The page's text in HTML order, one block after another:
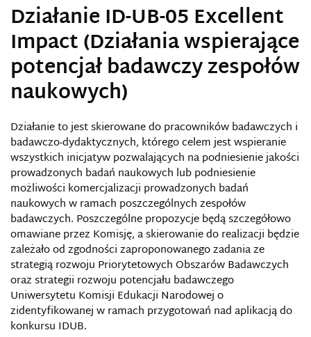
Działanie ID-UB-05 Excellent
Impact (Działania wspierające
potencjał badawczy zespołów
naukowych)
Działanie to jest skierowane do pracowników badawczych i
badawczo-dydaktycznych, którego celem jest wspieranie
wszystkich inicjatyw pozwalających na podniesienie jakości
prowadzonych badań naukowych lub podniesienie
możliwości komercjalizacji prowadzonych badań
naukowych w ramach poszczególnych zespołów
badawczych. Poszczególne propozycje będą szczegółowo
omawiane przez Komisję, a skierowanie do realizacji będzie
zależało od zgodności zaproponowanego zadania ze
strategią rozwoju Priorytetowych Obszarów Badawczych
oraz strategii rozwoju potencjału badawczego
Uniwersytetu Komisji Edukacji Narodowej o
zidentyfikowanej w ramach przygotowań nad aplikacją do
konkursu IDUB.